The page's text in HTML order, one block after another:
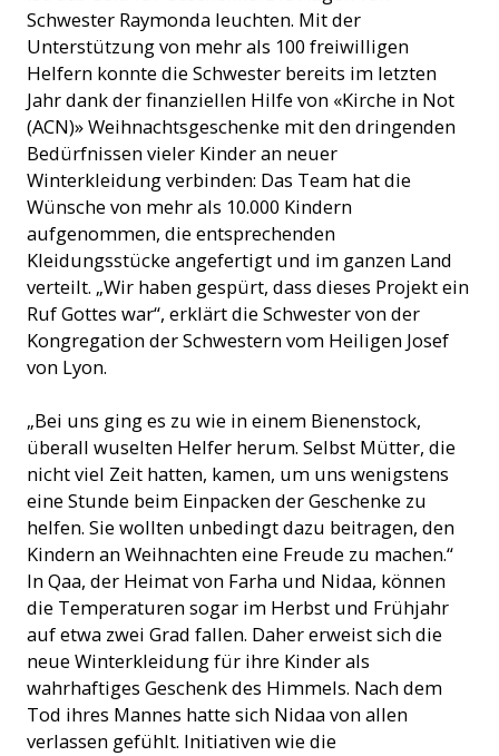
Schwester Raymonda leuchten. Mit der
Unterstützung von mehr als 100 freiwilligen
Helfern konnte die Schwester bereits im letzten
Jahr dank der finanziellen Hilfe von «Kirche in Not
(ACN)» Weihnachtsgeschenke mit den dringenden
Bedürfnissen vieler Kinder an neuer
Winterkleidung verbinden: Das Team hat die
Wünsche von mehr als 10.000 Kindern
aufgenommen, die entsprechenden
Kleidungsstücke angefertigt und im ganzen Land
verteilt. „Wir haben gespürt, dass dieses Projekt ein
Ruf Gottes war“, erklärt die Schwester von der
Kongregation der Schwestern vom Heiligen Josef
von Lyon.
„Bei uns ging es zu wie in einem Bienenstock,
überall wuselten Helfer herum. Selbst Mütter, die
nicht viel Zeit hatten, kamen, um uns wenigstens
eine Stunde beim Einpacken der Geschenke zu
helfen. Sie wollten unbedingt dazu beitragen, den
Kindern an Weihnachten eine Freude zu machen.“
In Qaa, der Heimat von Farha und Nidaa, können
die Temperaturen sogar im Herbst und Frühjahr
auf etwa zwei Grad fallen. Daher erweist sich die
neue Winterkleidung für ihre Kinder als
wahrhaftiges Geschenk des Himmels. Nach dem
Tod ihres Mannes hatte sich Nidaa von allen
verlassen gefühlt. Initiativen wie die